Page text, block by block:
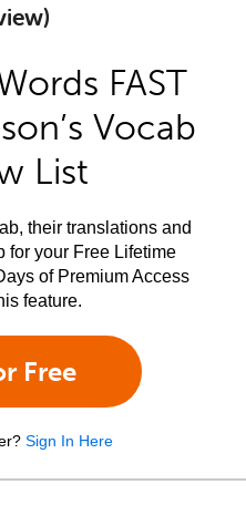
FAST
Vocab
List
their translations and
for your Free Lifetime
of Premium Access
feature.
Free
Sign In Here